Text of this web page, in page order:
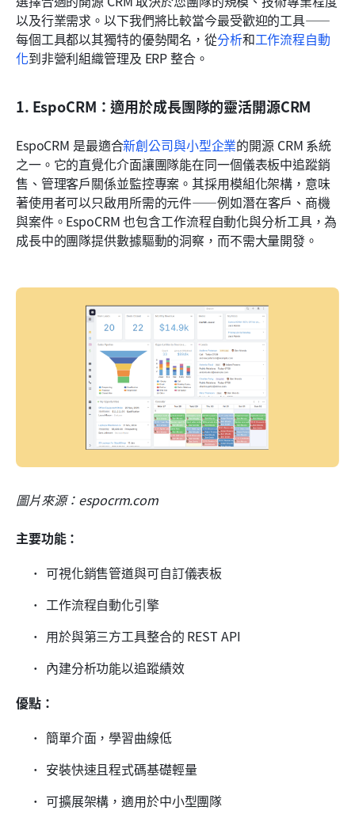
以及行業需求。以下我們將比較當今最受歡迎的工具——
每個工具都以其獨特的優勢聞名，從分析和工作流程自動
化到非營利組織管理及 ERP 整合。
1. EspoCRM：適用於成長團隊的靈活開源CRM
EspoCRM 是最適合新創公司與小型企業的開源 CRM 系統
之一。它的直覺化介面讓團隊能在同一個儀表板中追蹤銷
售、管理客戶關係並監控專案。其採用模組化架構，意味
著使用者可以只啟用所需的元件——例如潛在客戶、商機
與案件。EspoCRM 也包含工作流程自動化與分析工具，為
成長中的團隊提供數據驅動的洞察，而不需大量開發。
圖片來源：espocrm.com
主要功能：
可視化銷售管道與可自訂儀表板
工作流程自動化引擎
用於與第三方工具整合的 REST API
內建分析功能以追蹤績效
優點：
簡單介面，學習曲線低
安裝快速且程式碼基礎輕量
可擴展架構，適用於中小型團隊